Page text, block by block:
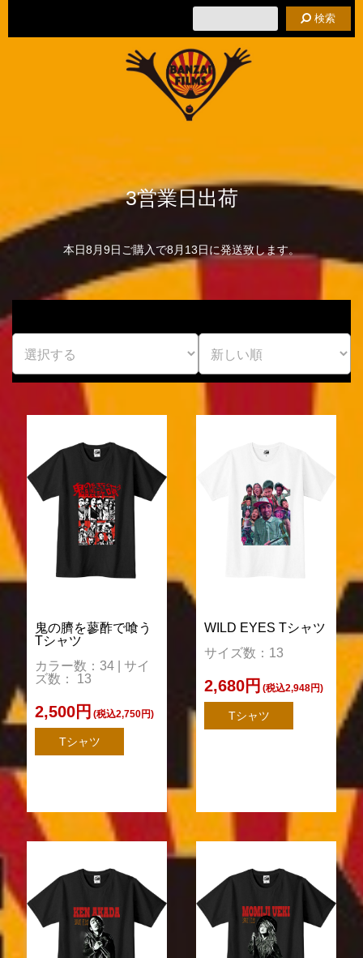
検索
3営業日出荷
本日8月9日ご購入で8月13日に発送致します。
鬼の臍を蓼酢で喰う
Tシャツ
カラー数：34 | サイ
ズ数： 13
2,500円 (税込2,750円)
Tシャツ
WILD EYES Tシャツ
サイズ数：13
2,680円 (税込2,948円)
Tシャツ